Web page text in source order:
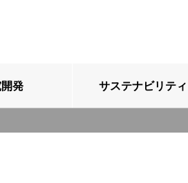
発 サステナビリティ